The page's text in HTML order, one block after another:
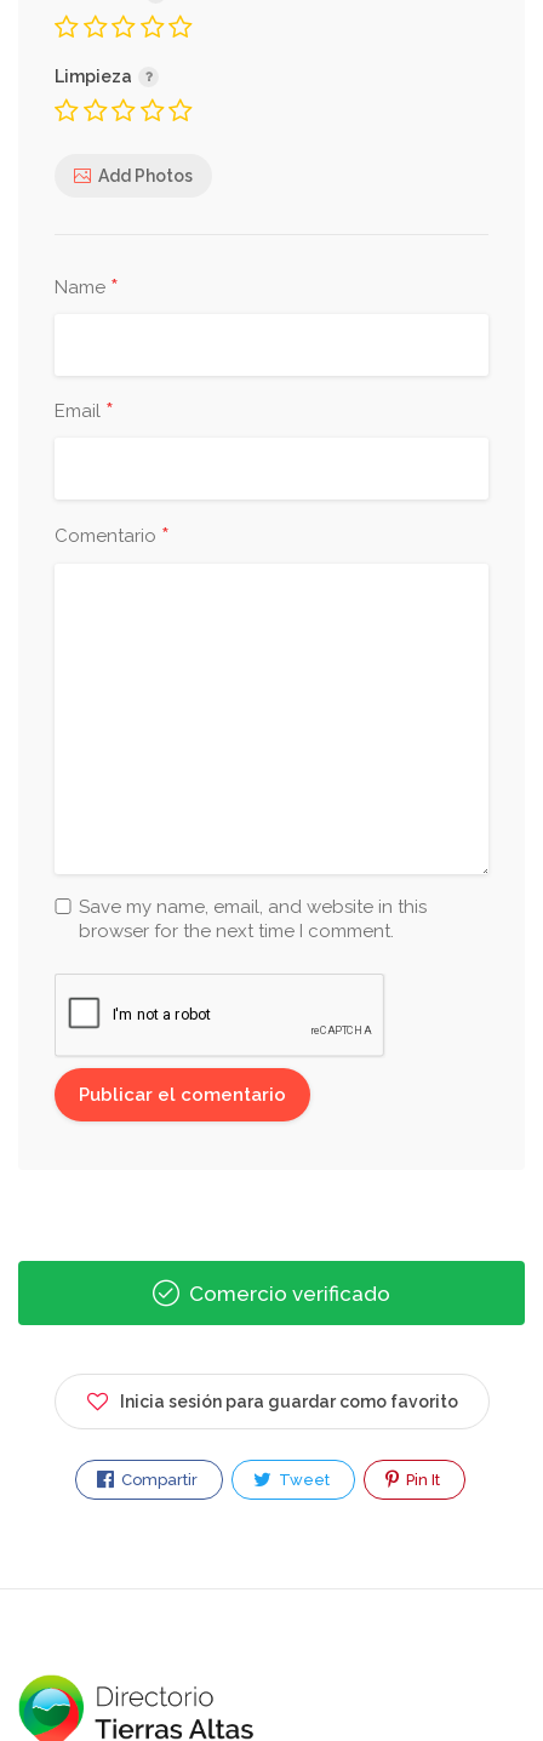
Limpieza
Add Photos
Name *
Email *
Comentario *
Save my name, email, and website in this
browser for the next time I comment.
Comercio verificado
Inicia sesión para guardar como favorito
Compartir Tweet Pin It